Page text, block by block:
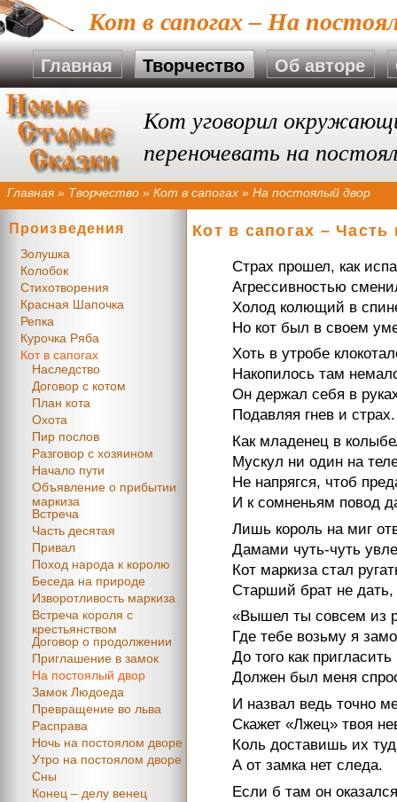
Кот в сапогах – На
Главная Творчество Об авторе
Кот уговорил
переночевать на
Главная » Творчество » Кот в сапогах » На постоялый двор
Кот в сапогах – Часть
Страх прошел, как
Агрессивностью
Холод колющий в
Но кот был в своем
Хоть в утробе
Накопилось там
Он держал себя в
Подавляя гнев и страх.
Как младенец в
Мускул ни один на
Не напрягся, чтоб
И к сомненьям повод
Лишь король на миг
Дамами чуть-чуть
Кот маркиза стал
Старший брат не дать,
«Вышел ты совсем из
Где тебе возьму я
До того как пригласить
Должен был меня
И назвал ведь точно
Скажет «Лжец» твоя
Коль доставишь их
А от замка нет следа.
Если б там он
Произведения
Золушка
Колобок
Стихотворения
Красная Шапочка
Репка
Курочка Ряба
Кот в сапогах
Наследство
Договор с котом
План кота
Охота
Пир послов
Разговор с хозяином
Начало пути
Объявление о прибытии
маркиза
Встреча
Часть десятая
Привал
Поход народа к королю
Беседа на природе
Изворотливость маркиза
Встреча короля с
крестьянством
Договор о продолжении
Приглашение в замок
На постоялый двор
Замок Людоеда
Превращение во льва
Расправа
Ночь на постоялом дворе
Утро на постоялом дворе
Сны
Конец – делу венец